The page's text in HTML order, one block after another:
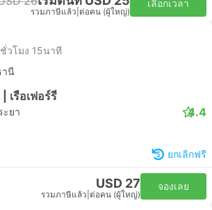
รวมภาษีแล้ว ต่อคน (ผู้ใหญ่)
เลือกเวลา
วโมง 15นาที
านี
เรือเฟอร์รี่
ะยา 4.4
ยกเลิกฟรี
USD 27
รวมภาษีแล้ว ต่อคน (ผู้ใหญ่)
จองเลย